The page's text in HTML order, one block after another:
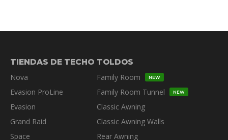
TIENDAS DE TECHO
Nova
Evasion ProLine
Evasion
Grand Raid
Space
TOLDOS
Family Room
NEW
Family Room Tunnel NEW
Classic Awning
Classic Awning Walls
Rear Awning